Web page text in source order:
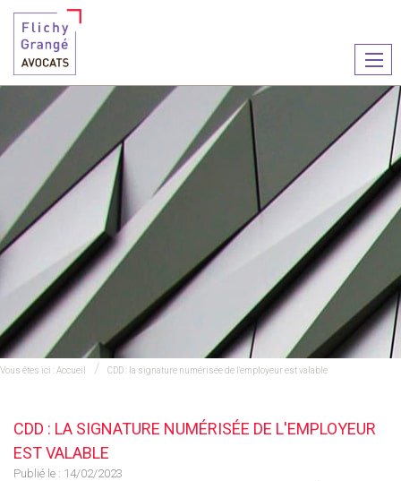
le
Vous êtes ici :Accueil CDD : la signature numérisée de l'employeur est valable
CDD : LA SIGNATURE NUMÉRISÉE DE L'EMPLOYEUR
EST VALABLE
Publié le : 14/02/2023